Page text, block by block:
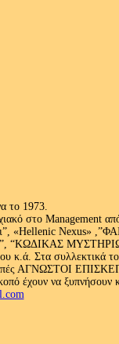
το 1973.
στο Management
«Hellenic Nexus»
ΜΥΣΤΗΡΙΩΝ” ,
κ.ά. Στα συλλεκτικά
ΑΓΝΩΣΤΟΙ
να ξυπνήσουν